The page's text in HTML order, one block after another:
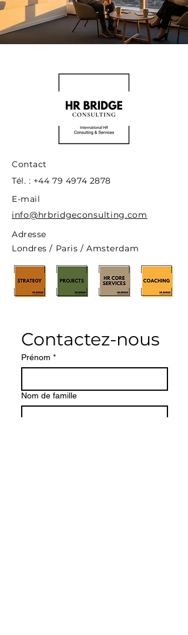
Contact
Tél. : +44 79 4974 2878
E-mail
info@hrbridgeconsulting.com
Adresse
Londres / Paris / Amsterdam
Contactez-nous
Prénom *
Nom de famille